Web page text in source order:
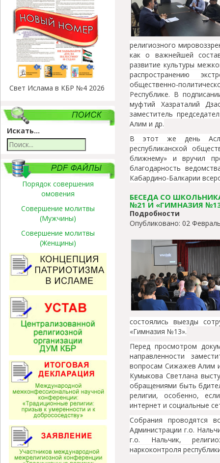
Свет Ислама в КБР №4 2026
Искать...
Порядок совершения
омовения
Совершение молитвы
(Мужчины)
Совершение молитвы
(Женщины)
религиозного
как о важнейшей
развитие культуры
распространению
общественно-
Республике. В
муфтий Хазраталий
заместитель
Алим и др.
В этот же день
республиканской
ближнему» и вручил
благодарность
Кабардино-Балкарии
БЕСЕДА СО
№21 И «ГИМНАЗИЯ
Подробности
Опубликовано: 02
состоялись выезды
«Гимназия №13».
Перед просмотром
направленности
вопросам Сижажев Алим
Кумыкова Светлана
обращениями быть
религии, особенно,
интернет и социальные
Собрания проводятся
Администрации г.о.
г.о. Нальчик,
наркоконтроля